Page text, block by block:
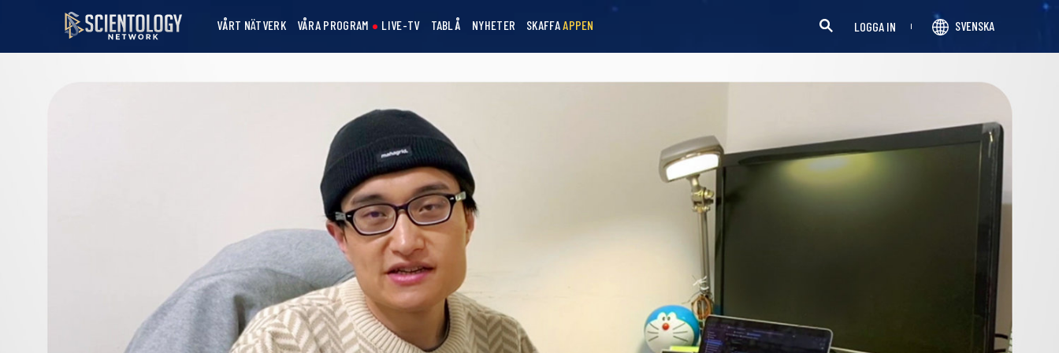
VÅRT NÄTVERK VÅRA PROGRAM LIVE-TV TABLÅ NYHETER SKAFFAAPPEN LOGGA IN SVENSKA